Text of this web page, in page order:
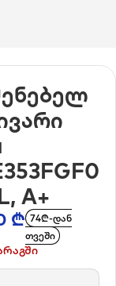
A+
₾ 74₾-დან
თვეში